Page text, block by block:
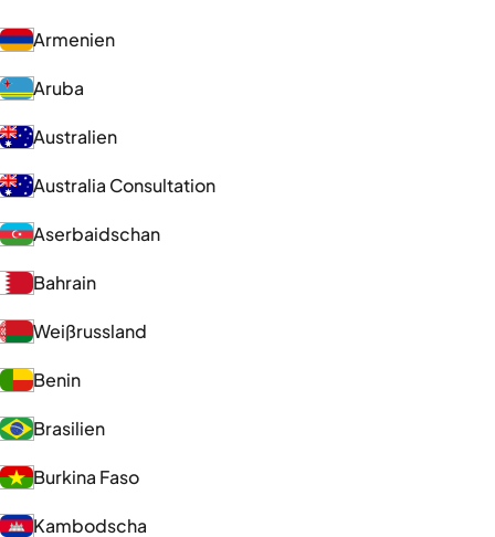
Armenien
Aruba
Australien
Australia Consultation
Aserbaidschan
Bahrain
Weißrussland
Benin
Brasilien
Burkina Faso
Kambodscha